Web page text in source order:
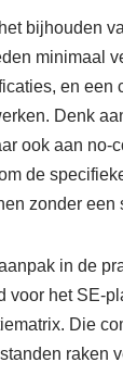
bijhouden
minimaal
en een
Denk
ook aan no-
de
zonder een
in de
voor het SE-
Die
raken